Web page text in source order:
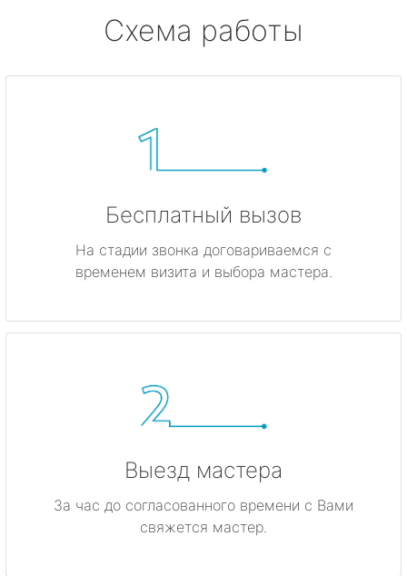
Схема работы
Бесплатный вызов
На стадии звонка договариваемся с
временем визита и выбора мастера.
Выезд мастера
За час до согласованного времени с Вами
свяжется мастер.